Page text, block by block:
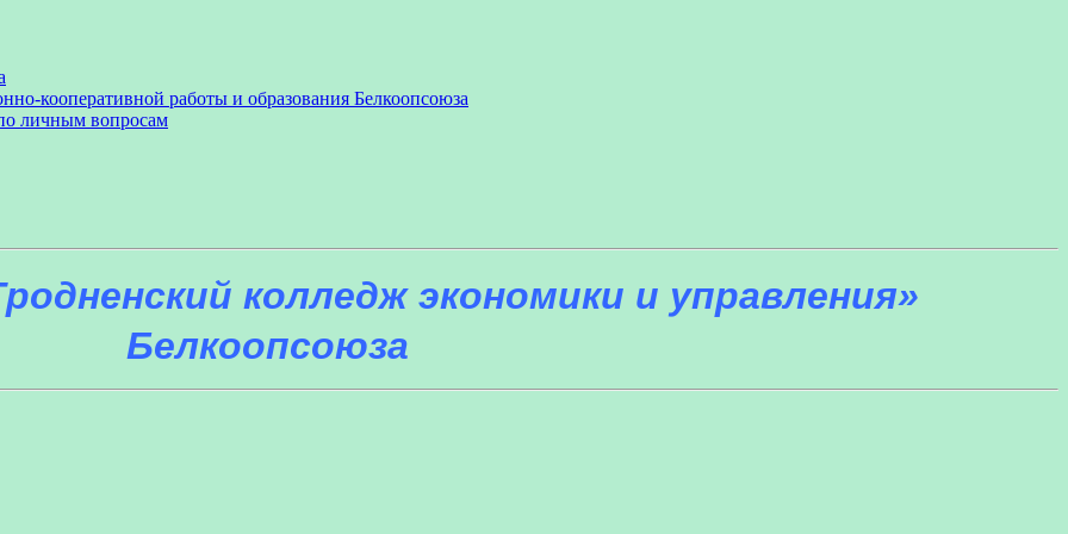
кооперативной работы и образования Белкоопсоюза
личным вопросам
колледж экономики и управления»
Белкоопсоюза